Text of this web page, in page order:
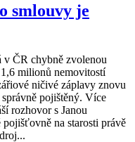
smlouvy je
v ČR chybně zvolenou
milionů nemovitostí
ničivé záplavy znovu
pojištěný. Více
rozhovor s Janou
na starosti právě